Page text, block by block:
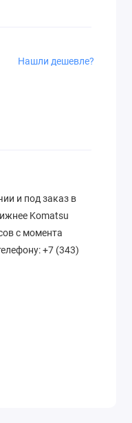
Нашли дешевле?
и под заказ в
Komatsu
с момента
+7 (343)